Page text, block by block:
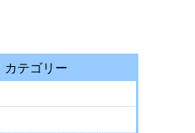
カテゴリー